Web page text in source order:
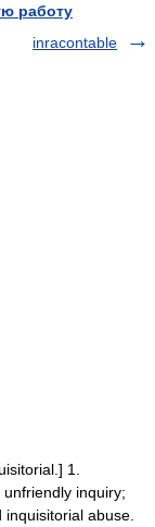
работу
inracontable
1.
inquiry;
abuse.